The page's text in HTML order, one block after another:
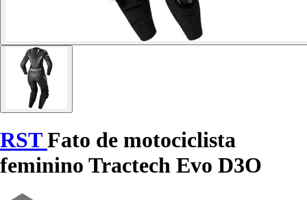
RSTFato de motociclista
feminino Tractech Evo D3O